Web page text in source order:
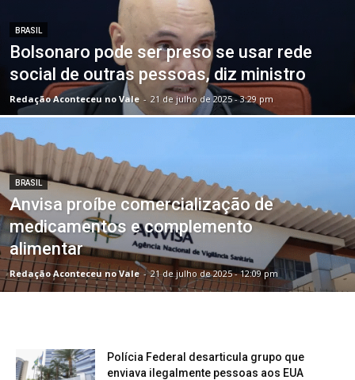
BRASIL
Bolsonaro pode ser preso se usar rede
social de outras pessoas, diz ministro
Redação Aconteceu no Vale - 21 de julho de 2025 - 3:29 pm
BRASIL
Anvisa proíbe comercialização de
medicamentos e complemento
alimentar
Redação Aconteceu no Vale - 21 de julho de 2025 - 12:09 pm
Polícia Federal desarticula grupo que
enviava ilegalmente pessoas aos EUA